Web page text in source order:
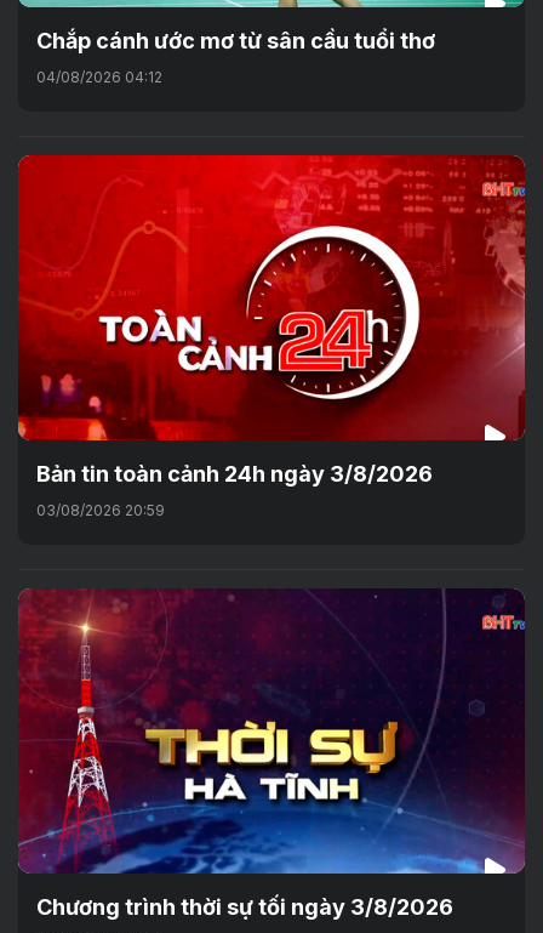
Chắp cánh ước mơ từ sân cầu tuổi thơ
04/08/2026 04:12
Bản tin toàn cảnh 24h ngày 3/8/2026
03/08/2026 20:59
Chương trình thời sự tối ngày 3/8/2026